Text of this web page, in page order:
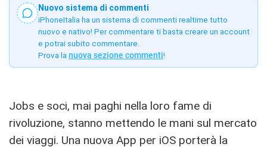
Nuovo sistema di commenti
iPhoneItalia ha un sistema di commenti realtime tutto
nuovo e nativo! Per commentare ti basta creare un account
e potrai subito commentare.
Prova la nuova sezione commenti!
Jobs e soci, mai paghi nella loro fame di
rivoluzione, stanno mettendo le mani sul mercato
dei viaggi. Una nuova App per iOS porterà la